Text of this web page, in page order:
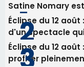
31/07/2026 08:22
82ème
Commandant